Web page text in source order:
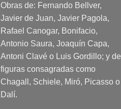
Obras de: Fernando Bellver,
Javier de Juan, Javier Pagola,
Rafael Canogar, Bonifacio,
Antonio Saura, Joaquín Capa,
Antoni Clavé o Luis Gordillo; y de
figuras consagradas como
Chagall, Schiele, Miró, Picasso o
Dalí.